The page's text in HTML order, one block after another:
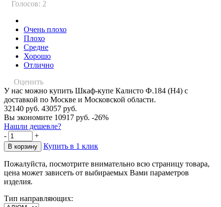
Голосов: 2
Очень плохо
Плохо
Средне
Хорошо
Отлично
Оценить
У нас можно купить Шкаф-купе Калисто Ф.184 (Н4) с
доставкой по Москве и Московской области.
32140 руб. 43057 руб.
Вы экономите 10917 руб. -26%
Нашли дешевле?
-
+
Купить в 1 клик
Пожалуйста, посмотрите внимательно всю страницу товара,
цена может зависеть от выбираемых Вами параметров
изделия.
Тип направляющих: